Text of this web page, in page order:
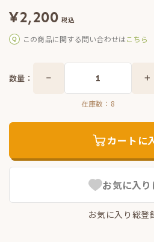
¥2,200 税込
この商品に関する問い合わせはこちら
お気に入り
お気に入り総登
数量：
在庫数： 8
カートに